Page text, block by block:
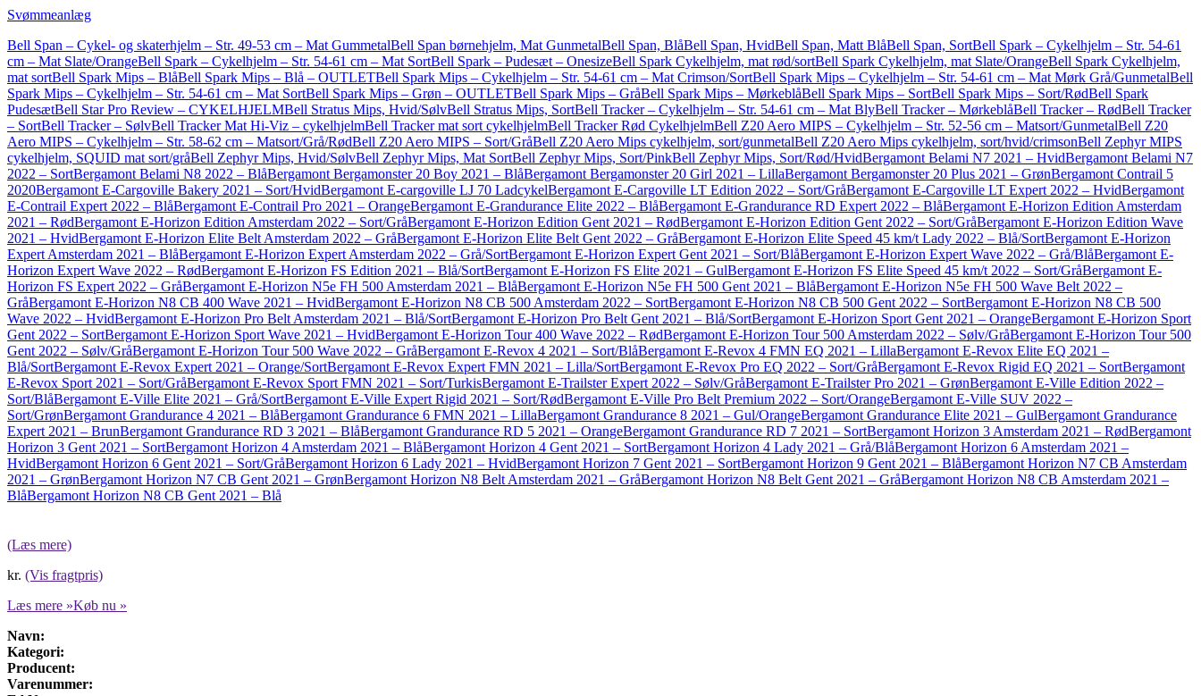
Svømmeanlæg
Bell Span – Cykel- og skaterhjelm – Str. 49-53 cm – Mat GummetalBell Span børnehjelm, Mat GunmetalBell Span, BlåBell Span, HvidBell Span, Matt BlåBell Span, SortBell Spark – Cykelhjelm – Str. 54-61
cm – Mat Slate/OrangeBell Spark – Cykelhjelm – Str. 54-61 cm – Mat SortBell Spark – Pudesæt – OnesizeBell Spark Cykelhjelm, mat rød/sortBell Spark Cykelhjelm, mat Slate/OrangeBell Spark Cykelhjelm,
mat sortBell Spark Mips – BlåBell Spark Mips – Blå – OUTLETBell Spark Mips – Cykelhjelm – Str. 54-61 cm – Mat Crimson/SortBell Spark Mips – Cykelhjelm – Str. 54-61 cm – Mat Mørk Grå/GunmetalBell
Spark Mips – Cykelhjelm – Str. 54-61 cm – Mat SortBell Spark Mips – Grøn – OUTLETBell Spark Mips – GråBell Spark Mips – MørkeblåBell Spark Mips – SortBell Spark Mips – Sort/RødBell Spark
PudesætBell Star Pro Review – CYKELHJELMBell Stratus Mips, Hvid/SølvBell Stratus Mips, SortBell Tracker – Cykelhjelm – Str. 54-61 cm – Mat BlyBell Tracker – MørkeblåBell Tracker – RødBell Tracker
– SortBell Tracker – SølvBell Tracker Mat Hi-Viz – cykelhjelmBell Tracker mat sort cykelhjelmBell Tracker Rød CykelhjelmBell Z20 Aero MIPS – Cykelhjelm – Str. 52-56 cm – Matsort/GunmetalBell Z20
Aero MIPS – Cykelhjelm – Str. 58-62 cm – Matsort/Grå/RødBell Z20 Aero MIPS – Sort/GråBell Z20 Aero Mips cykelhjelm, sort/gunmetalBell Z20 Aero Mips cykelhjelm, sort/hvid/crimsonBell Zephyr MIPS
cykelhjelm, SQUID mat sort/gråBell Zephyr Mips, Hvid/SølvBell Zephyr Mips, Mat SortBell Zephyr Mips, Sort/PinkBell Zephyr Mips, Sort/Rød/HvidBergamont Belami N7 2021 – HvidBergamont Belami N7
2022 – SortBergamont Belami N8 2022 – BlåBergamont Bergamonster 20 Boy 2021 – BlåBergamont Bergamonster 20 Girl 2021 – LillaBergamont Bergamonster 20 Plus 2021 – GrønBergamont Contrail 5
2020Bergamont E-Cargoville Bakery 2021 – Sort/HvidBergamont E-cargoville LJ 70 LadcykelBergamont E-Cargoville LT Edition 2022 – Sort/GråBergamont E-Cargoville LT Expert 2022 – HvidBergamont
E-Contrail Expert 2022 – BlåBergamont E-Contrail Pro 2021 – OrangeBergamont E-Grandurance Elite 2022 – BlåBergamont E-Grandurance RD Expert 2022 – BlåBergamont E-Horizon Edition Amsterdam
2021 – RødBergamont E-Horizon Edition Amsterdam 2022 – Sort/GråBergamont E-Horizon Edition Gent 2021 – RødBergamont E-Horizon Edition Gent 2022 – Sort/GråBergamont E-Horizon Edition Wave
2021 – HvidBergamont E-Horizon Elite Belt Amsterdam 2022 – GråBergamont E-Horizon Elite Belt Gent 2022 – GråBergamont E-Horizon Elite Speed 45 km/t Lady 2022 – Blå/SortBergamont E-Horizon
Expert Amsterdam 2021 – BlåBergamont E-Horizon Expert Amsterdam 2022 – Grå/SortBergamont E-Horizon Expert Gent 2021 – Sort/BlåBergamont E-Horizon Expert Wave 2022 – Grå/BlåBergamont E-
Horizon Expert Wave 2022 – RødBergamont E-Horizon FS Edition 2021 – Blå/SortBergamont E-Horizon FS Elite 2021 – GulBergamont E-Horizon FS Elite Speed 45 km/t 2022 – Sort/GråBergamont E-
Horizon FS Expert 2022 – GråBergamont E-Horizon N5e FH 500 Amsterdam 2021 – BlåBergamont E-Horizon N5e FH 500 Gent 2021 – BlåBergamont E-Horizon N5e FH 500 Wave Belt 2022 –
GråBergamont E-Horizon N8 CB 400 Wave 2021 – HvidBergamont E-Horizon N8 CB 500 Amsterdam 2022 – SortBergamont E-Horizon N8 CB 500 Gent 2022 – SortBergamont E-Horizon N8 CB 500
Wave 2022 – HvidBergamont E-Horizon Pro Belt Amsterdam 2021 – Blå/SortBergamont E-Horizon Pro Belt Gent 2021 – Blå/SortBergamont E-Horizon Sport Gent 2021 – OrangeBergamont E-Horizon Sport
Gent 2022 – SortBergamont E-Horizon Sport Wave 2021 – HvidBergamont E-Horizon Tour 400 Wave 2022 – RødBergamont E-Horizon Tour 500 Amsterdam 2022 – Sølv/GråBergamont E-Horizon Tour 500
Gent 2022 – Sølv/GråBergamont E-Horizon Tour 500 Wave 2022 – GråBergamont E-Revox 4 2021 – Sort/BlåBergamont E-Revox 4 FMN EQ 2021 – LillaBergamont E-Revox Elite EQ 2021 –
Blå/SortBergamont E-Revox Expert 2021 – Orange/SortBergamont E-Revox Expert FMN 2021 – Lilla/SortBergamont E-Revox Pro EQ 2022 – Sort/GråBergamont E-Revox Rigid EQ 2021 – SortBergamont
E-Revox Sport 2021 – Sort/GråBergamont E-Revox Sport FMN 2021 – Sort/TurkisBergamont E-Trailster Expert 2022 – Sølv/GråBergamont E-Trailster Pro 2021 – GrønBergamont E-Ville Edition 2022 –
Sort/BlåBergamont E-Ville Elite 2021 – Grå/SortBergamont E-Ville Expert Rigid 2021 – Sort/RødBergamont E-Ville Pro Belt Premium 2022 – Sort/OrangeBergamont E-Ville SUV 2022 –
Sort/GrønBergamont Grandurance 4 2021 – BlåBergamont Grandurance 6 FMN 2021 – LillaBergamont Grandurance 8 2021 – Gul/OrangeBergamont Grandurance Elite 2021 – GulBergamont Grandurance
Expert 2021 – BrunBergamont Grandurance RD 3 2021 – BlåBergamont Grandurance RD 5 2021 – OrangeBergamont Grandurance RD 7 2021 – SortBergamont Horizon 3 Amsterdam 2021 – RødBergamont
Horizon 3 Gent 2021 – SortBergamont Horizon 4 Amsterdam 2021 – BlåBergamont Horizon 4 Gent 2021 – SortBergamont Horizon 4 Lady 2021 – Grå/BlåBergamont Horizon 6 Amsterdam 2021 –
HvidBergamont Horizon 6 Gent 2021 – Sort/GråBergamont Horizon 6 Lady 2021 – HvidBergamont Horizon 7 Gent 2021 – SortBergamont Horizon 9 Gent 2021 – BlåBergamont Horizon N7 CB Amsterdam
2021 – GrønBergamont Horizon N7 CB Gent 2021 – GrønBergamont Horizon N8 Belt Amsterdam 2021 – GråBergamont Horizon N8 Belt Gent 2021 – GråBergamont Horizon N8 CB Amsterdam 2021 –
BlåBergamont Horizon N8 CB Gent 2021 – Blå
(Læs mere)
kr. (Vis fragtpris)
Læs mere »Køb nu »
Navn:
Kategori:
Producent:
Varenummer: